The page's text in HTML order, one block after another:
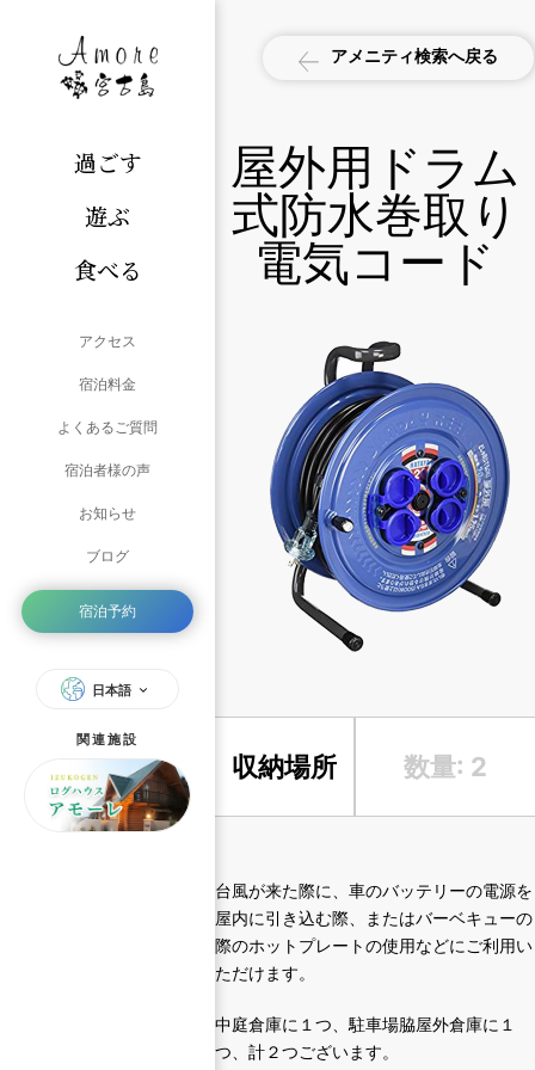
過ごす
遊ぶ
食べる
アクセス
宿泊料金
よくあるご質問
宿泊者様の声
お知らせ
ブログ
宿泊予約
日本語
関連施設
アメニティ検索へ戻る
屋外用ドラム
式防水巻取り
電気コード
収納場所 数量: 2
台風が来た際に、車のバッテリーの電源を
屋内に引き込む際、またはバーベキューの
際のホットプレートの使用などにご利用い
ただけます。
中庭倉庫に１つ、駐車場脇屋外倉庫に１
つ、計２つございます。